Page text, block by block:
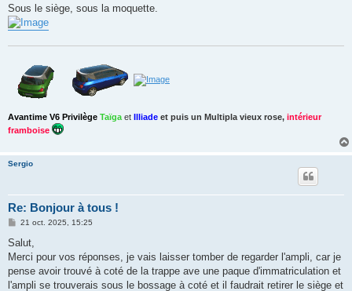
s
s
a
Sous le siège, sous la moquette.
Avantime V6 Privilège Taïga et Illiade et puis un Multipla vieux rose, intérieur
framboise
Sergio
Re: Bonjour à tous !
M
s
a
g
21 oct. 2025, 15:25
Salut,
Merci pour vos réponses, je vais laisser tomber de regarder l'ampli, car je
pense avoir trouvé à coté de la trappe ave une paque d'immatriculation et
l'ampli se trouverais sous le bossage à coté et il faudrait retirer le siège et